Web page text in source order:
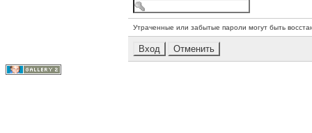
Утраченные или забытые пароли могут быть